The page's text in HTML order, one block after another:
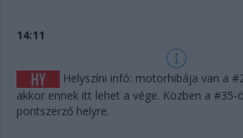
14:11
Helyszíni infó: motorhibája van a
akkor ennek itt lehet a vége. Közben a #35-
pontszerző helyre.